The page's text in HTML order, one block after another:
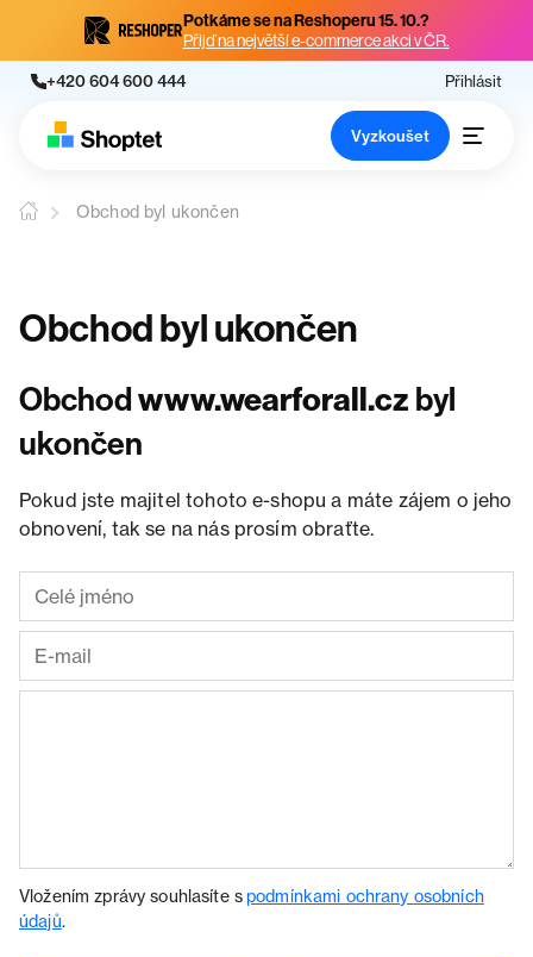
Potkáme se na Reshoperu 15. 10.?
Přijď na největší e-commerce akci v ČR.
+420 604 600 444 Přihlásit
Vyzkoušet
Obchod byl ukončen
Obchod byl ukončen
Obchodwww.wearforall.cz byl
ukončen
Pokud jste majitel tohoto e-shopu a máte zájem o jeho
obnovení, tak se na nás prosím obraťte.
Vložením zprávy souhlasíte spodmínkami ochrany osobních
údajů.